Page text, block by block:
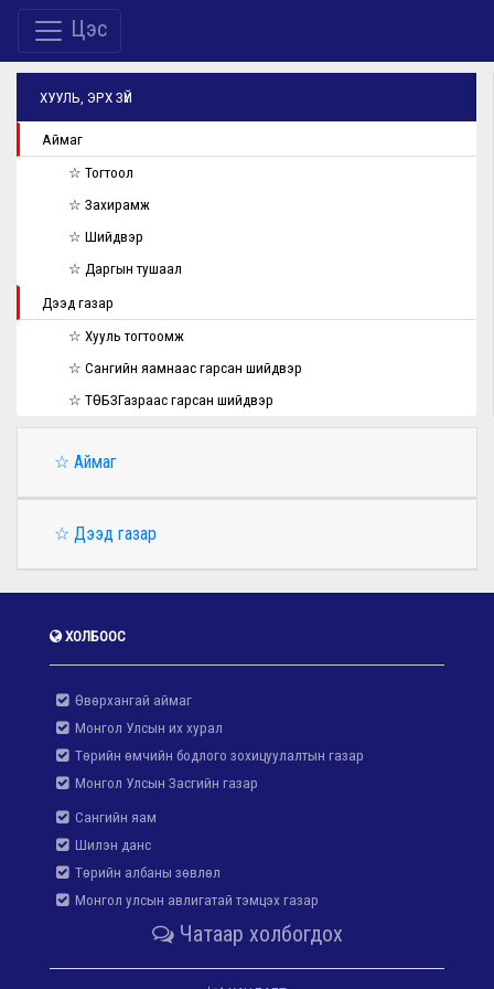
Цэс
ХУУЛЬ, ЭРХ ЗҮЙ
Аймаг
☆ Тогтоол
☆ Захирамж
☆ Шийдвэр
☆ Даргын тушаал
Дээд газар
☆ Хууль тогтоомж
☆ Сангийн яамнаас гарсан шийдвэр
☆ ТӨБЗГазраас гарсан шийдвэр
☆ Аймаг
☆ Дээд газар
ХОЛБООС
Өвөрхангай аймаг
Монгол Улсын их хурал
Төрийн өмчийн бодлого зохицуулалтын газар
Монгол Улсын Засгийн газар
Сангийн яам
Шилэн данс
Төрийн албаны зөвлөл
Монгол улсын авлигатай тэмцэх газар
Чатаар холбогдох